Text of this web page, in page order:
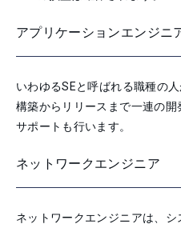
アプリケーションエンジニ
いわゆるSEと呼ばれる職種の
構築からリリースまで一連の
サポートも行います。
ネットワークエンジニア
ネットワークエンジニアは、